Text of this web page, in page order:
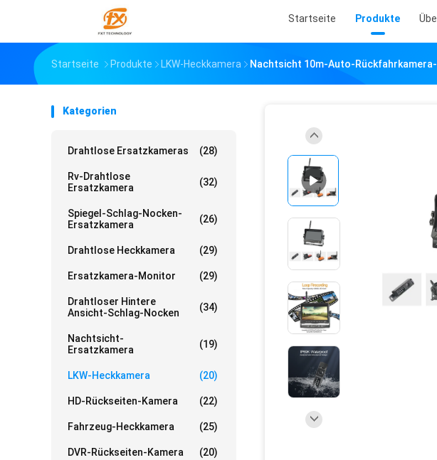
Startseite Produkte
Startseite Produkte LKW-Heckkamera Nachtsicht 10m-Auto-Rückfahrkamera-
Kategorien
Drahtlose Ersatzkameras (28)
Rv-Drahtlose
Ersatzkamera
(32)
Spiegel-Schlag-Nocken-
Ersatzkamera
(26)
Drahtlose Heckkamera (29)
Ersatzkamera-Monitor (29)
Drahtloser Hintere
Ansicht-Schlag-Nocken
(34)
Nachtsicht-
Ersatzkamera
(19)
LKW-Heckkamera (20)
HD-Rückseiten-Kamera (22)
Fahrzeug-Heckkamera (25)
DVR-Rückseiten-Kamera (20)